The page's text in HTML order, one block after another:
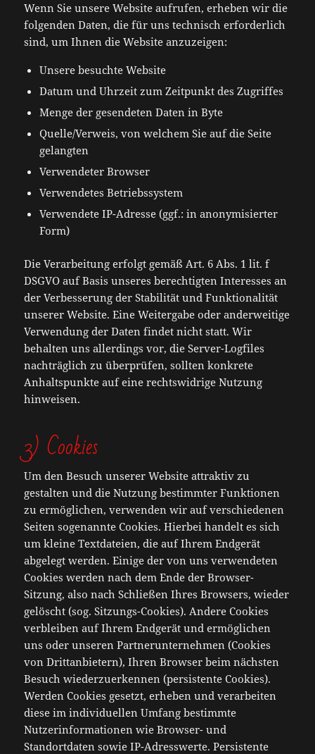
Wenn Sie unsere Website aufrufen, erheben wir die
folgenden Daten, die für uns technisch erforderlich
sind, um Ihnen die Website anzuzeigen:
Unsere besuchte Website
Datum und Uhrzeit zum Zeitpunkt des Zugriffes
Menge der gesendeten Daten in Byte
Quelle/Verweis, von welchem Sie auf die Seite
gelangten
Verwendeter Browser
Verwendetes Betriebssystem
Verwendete IP-Adresse (ggf.: in anonymisierter
Form)
Die Verarbeitung erfolgt gemäß Art. 6 Abs. 1 lit. f
DSGVO auf Basis unseres berechtigten Interesses an
der Verbesserung der Stabilität und Funktionalität
unserer Website. Eine Weitergabe oder anderweitige
Verwendung der Daten findet nicht statt. Wir
behalten uns allerdings vor, die Server-Logfiles
nachträglich zu überprüfen, sollten konkrete
Anhaltspunkte auf eine rechtswidrige Nutzung
hinweisen.
3) Cookies
Um den Besuch unserer Website attraktiv zu
gestalten und die Nutzung bestimmter Funktionen
zu ermöglichen, verwenden wir auf verschiedenen
Seiten sogenannte Cookies. Hierbei handelt es sich
um kleine Textdateien, die auf Ihrem Endgerät
abgelegt werden. Einige der von uns verwendeten
Cookies werden nach dem Ende der Browser-
Sitzung, also nach Schließen Ihres Browsers, wieder
gelöscht (sog. Sitzungs-Cookies). Andere Cookies
verbleiben auf Ihrem Endgerät und ermöglichen
uns oder unseren Partnerunternehmen (Cookies
von Drittanbietern), Ihren Browser beim nächsten
Besuch wiederzuerkennen (persistente Cookies).
Werden Cookies gesetzt, erheben und verarbeiten
diese im individuellen Umfang bestimmte
Nutzerinformationen wie Browser- und
Standortdaten sowie IP-Adresswerte. Persistente